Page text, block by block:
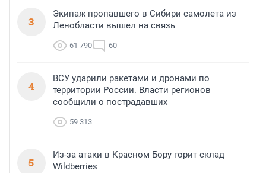
3
Экипаж пропавшего в Сибири самолета из
Ленобласти вышел на связь
61 790 60
4
ВСУ ударили ракетами и дронами по
территории России. Власти регионов
сообщили о пострадавших
59 313
5
Из-за атаки в Красном Бору горит склад
Wildberries